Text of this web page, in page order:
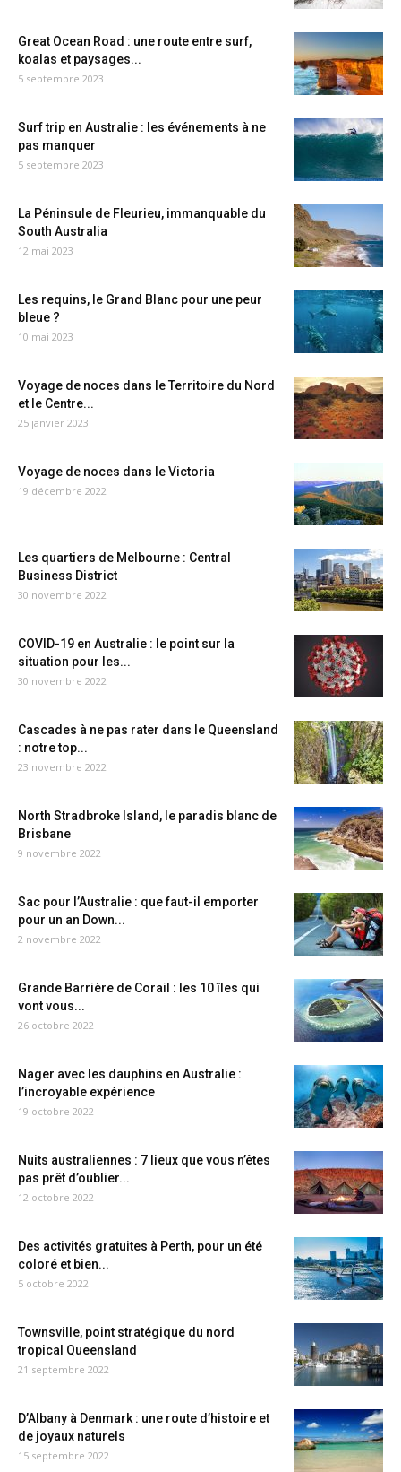
Great Ocean Road : une route entre surf,
koalas et paysages...
5 septembre 2023
Surf trip en Australie : les événements à ne
pas manquer
5 septembre 2023
La Péninsule de Fleurieu, immanquable du
South Australia
12 mai 2023
Les requins, le Grand Blanc pour une peur
bleue ?
10 mai 2023
Voyage de noces dans le Territoire du Nord
et le Centre...
25 janvier 2023
Voyage de noces dans le Victoria
19 décembre 2022
Les quartiers de Melbourne : Central
Business District
30 novembre 2022
COVID-19 en Australie : le point sur la
situation pour les...
30 novembre 2022
Cascades à ne pas rater dans le Queensland
: notre top...
23 novembre 2022
North Stradbroke Island, le paradis blanc de
Brisbane
9 novembre 2022
Sac pour l’Australie : que faut-il emporter
pour un an Down...
2 novembre 2022
Grande Barrière de Corail : les 10 îles qui
vont vous...
26 octobre 2022
Nager avec les dauphins en Australie :
l’incroyable expérience
19 octobre 2022
Nuits australiennes : 7 lieux que vous n’êtes
pas prêt d’oublier...
12 octobre 2022
Des activités gratuites à Perth, pour un été
coloré et bien...
5 octobre 2022
Townsville, point stratégique du nord
tropical Queensland
21 septembre 2022
D’Albany à Denmark : une route d’histoire et
de joyaux naturels
15 septembre 2022